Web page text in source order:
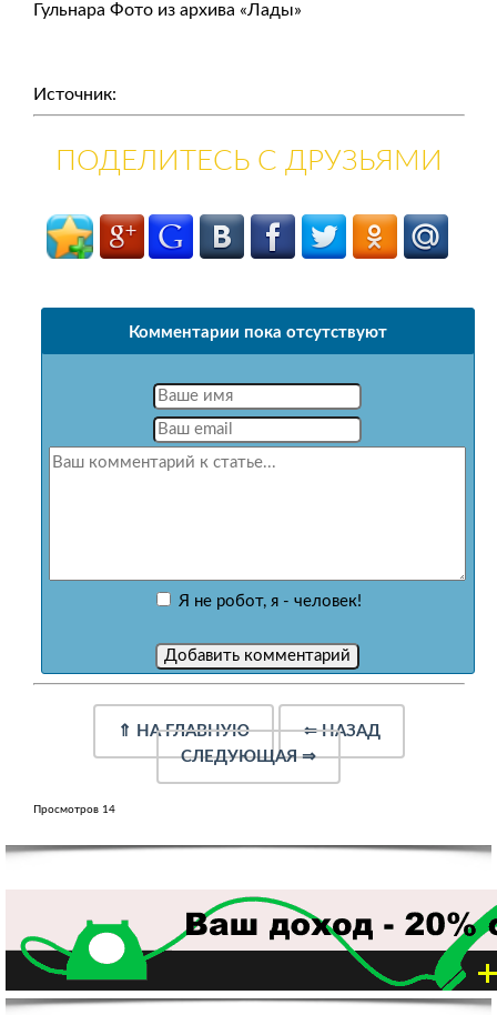
Гульнара Фото из архива «Лады»
Источник:
ПОДЕЛИТЕСЬ С ДРУЗЬЯМИ
Комментарии пока отсутствуют
Я не робот, я - человек!
⇑ НА ГЛАВНУЮ ⇐НАЗАД
СЛЕДУЮЩАЯ⇒
Просмотров 14